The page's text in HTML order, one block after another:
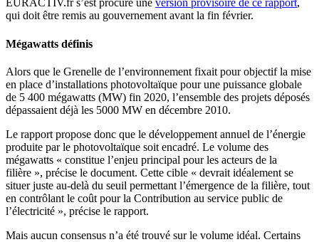
EURACTIV.fr s’est procuré une version provisoire de ce rapport,
qui doit être remis au gouvernement avant la fin février.
Mégawatts définis
Alors que le Grenelle de l’environnement fixait pour objectif la mise
en place d’installations photovoltaïque pour une puissance globale
de 5 400 mégawatts (MW) fin 2020, l’ensemble des projets déposés
dépassaient déjà les 5000 MW en décembre 2010.
Le rapport propose donc que le développement annuel de l’énergie
produite par le photovoltaïque soit encadré. Le volume des
mégawatts « constitue l’enjeu principal pour les acteurs de la
filière », précise le document. Cette cible « devrait idéalement se
situer juste au-delà du seuil permettant l’émergence de la filière, tout
en contrôlant le coût pour la Contribution au service public de
l’électricité », précise le rapport.
Mais aucun consensus n’a été trouvé sur le volume idéal. Certains